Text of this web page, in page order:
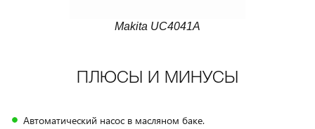
Makita UC4041A
ПЛЮСЫ И МИНУСЫ
Автоматический насос в масляном баке.